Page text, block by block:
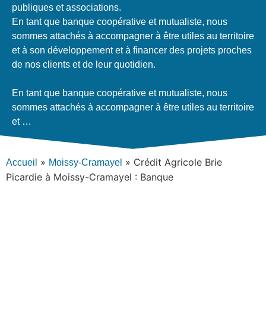
publiques et associations.
En tant que banque coopérative et mutualiste, nous
sommes attachés à accompagner à être utiles au territoire
et à son développement et à financer des projets proches
de nos clients et de leur quotidien.
En tant que banque coopérative et mutualiste, nous
sommes attachés à accompagner à être utiles au territoire
et …
Accueil » Moissy-Cramayel » Crédit Agricole Brie
Picardie à Moissy-Cramayel : Banque